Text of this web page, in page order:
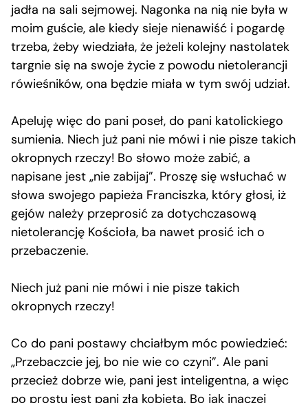
jadła na sali sejmowej. Nagonka na nią nie była w
moim guście, ale kiedy sieje nienawiść i pogardę
trzeba, żeby wiedziała, że jeżeli kolejny nastolatek
targnie się na swoje życie z powodu nietolerancji
rówieśników, ona będzie miała w tym swój udział.
Apeluję więc do pani poseł, do pani katolickiego
sumienia. Niech już pani nie mówi i nie pisze takich
okropnych rzeczy! Bo słowo może zabić, a
napisane jest „nie zabijaj”. Proszę się wsłuchać w
słowa swojego papieża Franciszka, który głosi, iż
gejów należy przeprosić za dotychczasową
nietolerancję Kościoła, ba nawet prosić ich o
przebaczenie.
Niech już pani nie mówi i nie pisze takich
okropnych rzeczy!
Co do pani postawy chciałbym móc powiedzieć:
„Przebaczcie jej, bo nie wie co czyni”. Ale pani
przecież dobrze wie, pani jest inteligentna, a więc
po prostu jest pani złą kobietą. Bo jak inaczej